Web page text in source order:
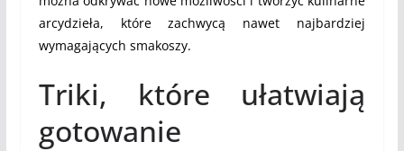
arcydzieła, które zachwycą nawet najbardziej
wymagających smakoszy.
Triki, które ułatwiają
gotowanie